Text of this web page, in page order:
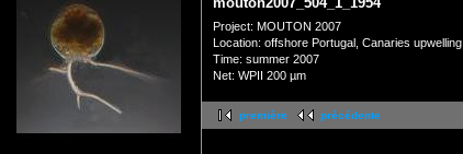
Project: MOUTON 2007
Location: offshore Portugal, Canaries upwelling
Time: summer 2007
Net: WPII 200 µm
première précédente